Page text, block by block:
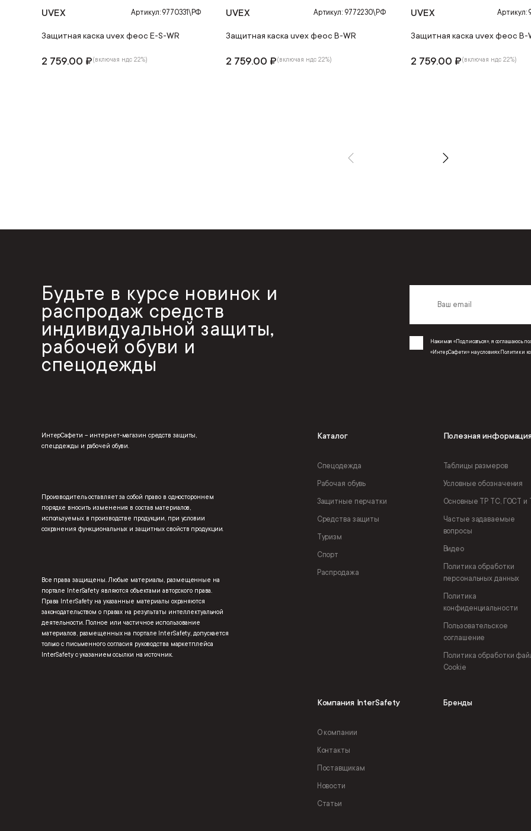
UVEX Артикул: 9770331\РФ
Защитная каска uvex феос E-S-WR
2 759.00 ₽(включая ндс 22%)
UVEX Артикул: 9772230\РФ
Защитная каска uvex феос B-WR
2 759.00 ₽(включая ндс 22%)
UVEX Артикул:
Защитная каска uvex феос B-
2 759.00 ₽(включая ндс 22%)
Будьте в курсе новинок и
распродаж средств
индивидуальной защиты,
рабочей обуви и
спецодежды
Нажимая «Подписаться», я соглашаюсь
«ИнтерСафети» на условиях Политики
ИнтерСафети – интернет-магазин средств защиты,
спецодежды и рабочей обуви.
Производитель оставляет за собой право в одностороннем
порядке вносить изменения в состав материалов,
используемых в производстве продукции, при условии
сохранения функциональных и защитных свойств продукции.
Все права защищены. Любые материалы, размещенные на
портале InterSafety являются объектами авторского права.
Права InterSafety на указанные материалы охраняются
законодательством о правах на результаты интеллектуальной
деятельности. Полное или частичное использование
материалов, размещенных на портале InterSafety, допускается
только с письменного согласия руководства маркетплейса
InterSafety с указанием ссылки на источник.
Каталог
Спецодежда
Рабочая обувь
Защитные перчатки
Средства защиты
Туризм
Спорт
Распродажа
Полезная
Таблицы размеров
Условные обозначения
Основные ТР ТС, ГОСТ и
Частые задаваемые
вопросы
Видео
Политика обработки
персональных данных
Политика
конфиденциальности
Пользовательское
соглашение
Политика обработки
Cookie
Компания InterSafety
О компании
Контакты
Поставщикам
Новости
Статьи
Бренды